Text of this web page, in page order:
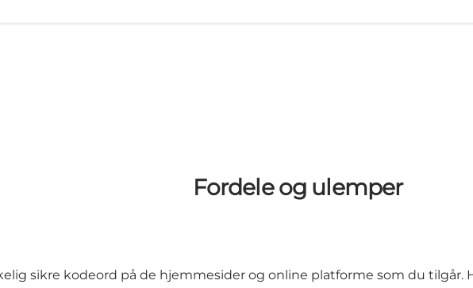
Fordele og ulemper
sikre kodeord på de hjemmesider og online platforme som du